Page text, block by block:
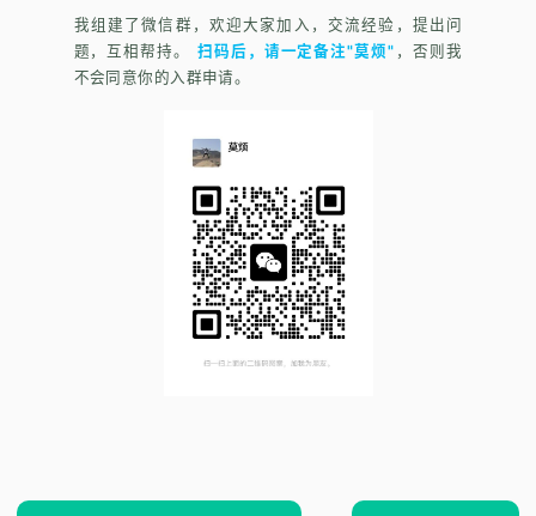
我组建了微信群，欢迎大家加入，交流经验，提出问
题，互相帮持。
扫码后，请一定备注"莫烦" ，否则我
不会同意你的入群申请。